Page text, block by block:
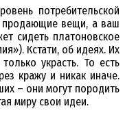
потребительской
продающие вещи, а ваш
сидеть платоновское
Кстати, об идеях. Их
украсть. То есть
кражу и никак иначе.
– они могут породить
миру свои идеи.